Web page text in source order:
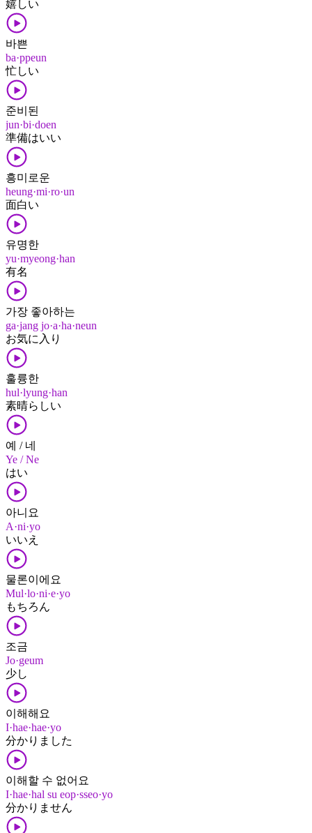
嬉しい
바쁜
ba·ppeun
忙しい
준비된
jun·bi·doen
準備​は​いい
흥미로운
heung·mi·ro·un
面白い
유명한
yu·myeong·han
有名
가장 좋아하는
ga·jang jo·a·ha·neun
お気に入り
훌륭한
hul·lyung·han
素晴らしい
예 / 네
Ye / Ne
はい
아니요
A·ni·yo
いいえ
물론이에요
Mul·lo·ni·e·yo
もちろん
조금
Jo·geum
少し
이해해요
I·hae·hae·yo
分かりました
이해할 수 없어요
I·hae·hal su eop·sseo·yo
分かりません